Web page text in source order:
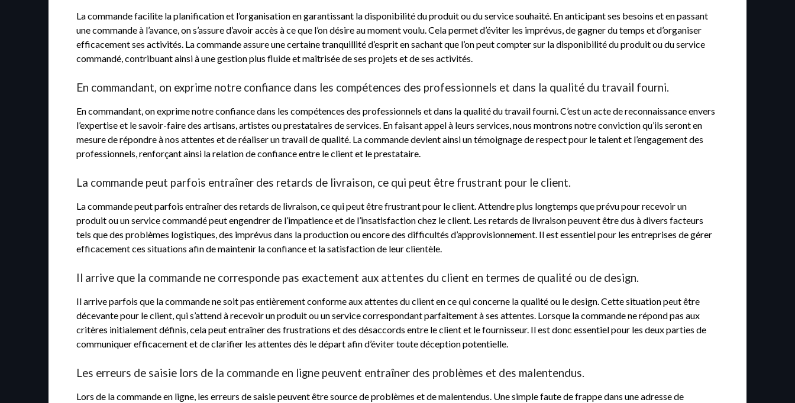
La commande facilite la planification et l’organisation en garantissant la disponibilité du produit ou du service souhaité. En anticipant ses besoins et en passant
une commande à l’avance, on s’assure d’avoir accès à ce que l’on désire au moment voulu. Cela permet d’éviter les imprévus, de gagner du temps et d’organiser
efficacement ses activités. La commande assure une certaine tranquillité d’esprit en sachant que l’on peut compter sur la disponibilité du produit ou du service
commandé, contribuant ainsi à une gestion plus fluide et maîtrisée de ses projets et de ses activités.
En commandant, on exprime notre confiance dans les compétences des professionnels et dans la qualité du travail fourni.
En commandant, on exprime notre confiance dans les compétences des professionnels et dans la qualité du travail fourni. C’est un acte de reconnaissance envers
l’expertise et le savoir-faire des artisans, artistes ou prestataires de services. En faisant appel à leurs services, nous montrons notre conviction qu’ils seront en
mesure de répondre à nos attentes et de réaliser un travail de qualité. La commande devient ainsi un témoignage de respect pour le talent et l’engagement des
professionnels, renforçant ainsi la relation de confiance entre le client et le prestataire.
La commande peut parfois entraîner des retards de livraison, ce qui peut être frustrant pour le client.
La commande peut parfois entraîner des retards de livraison, ce qui peut être frustrant pour le client. Attendre plus longtemps que prévu pour recevoir un
produit ou un service commandé peut engendrer de l’impatience et de l’insatisfaction chez le client. Les retards de livraison peuvent être dus à divers facteurs
tels que des problèmes logistiques, des imprévus dans la production ou encore des difficultés d’approvisionnement. Il est essentiel pour les entreprises de gérer
efficacement ces situations afin de maintenir la confiance et la satisfaction de leur clientèle.
Il arrive que la commande ne corresponde pas exactement aux attentes du client en termes de qualité ou de design.
Il arrive parfois que la commande ne soit pas entièrement conforme aux attentes du client en ce qui concerne la qualité ou le design. Cette situation peut être
décevante pour le client, qui s’attend à recevoir un produit ou un service correspondant parfaitement à ses attentes. Lorsque la commande ne répond pas aux
critères initialement définis, cela peut entraîner des frustrations et des désaccords entre le client et le fournisseur. Il est donc essentiel pour les deux parties de
communiquer efficacement et de clarifier les attentes dès le départ afin d’éviter toute déception potentielle.
Les erreurs de saisie lors de la commande en ligne peuvent entraîner des problèmes et des malentendus.
Lors de la commande en ligne, les erreurs de saisie peuvent être source de problèmes et de malentendus. Une simple faute de frappe dans une adresse de